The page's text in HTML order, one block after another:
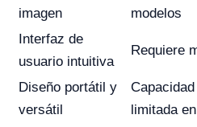
imagen
modelos
Interfaz de
usuario intuitiva
Requiere
Diseño portátil y
versátil
limitada